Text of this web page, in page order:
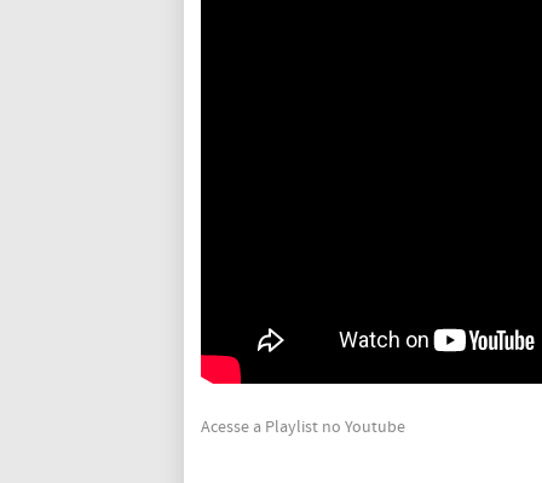
Acesse a Playlist no Youtube